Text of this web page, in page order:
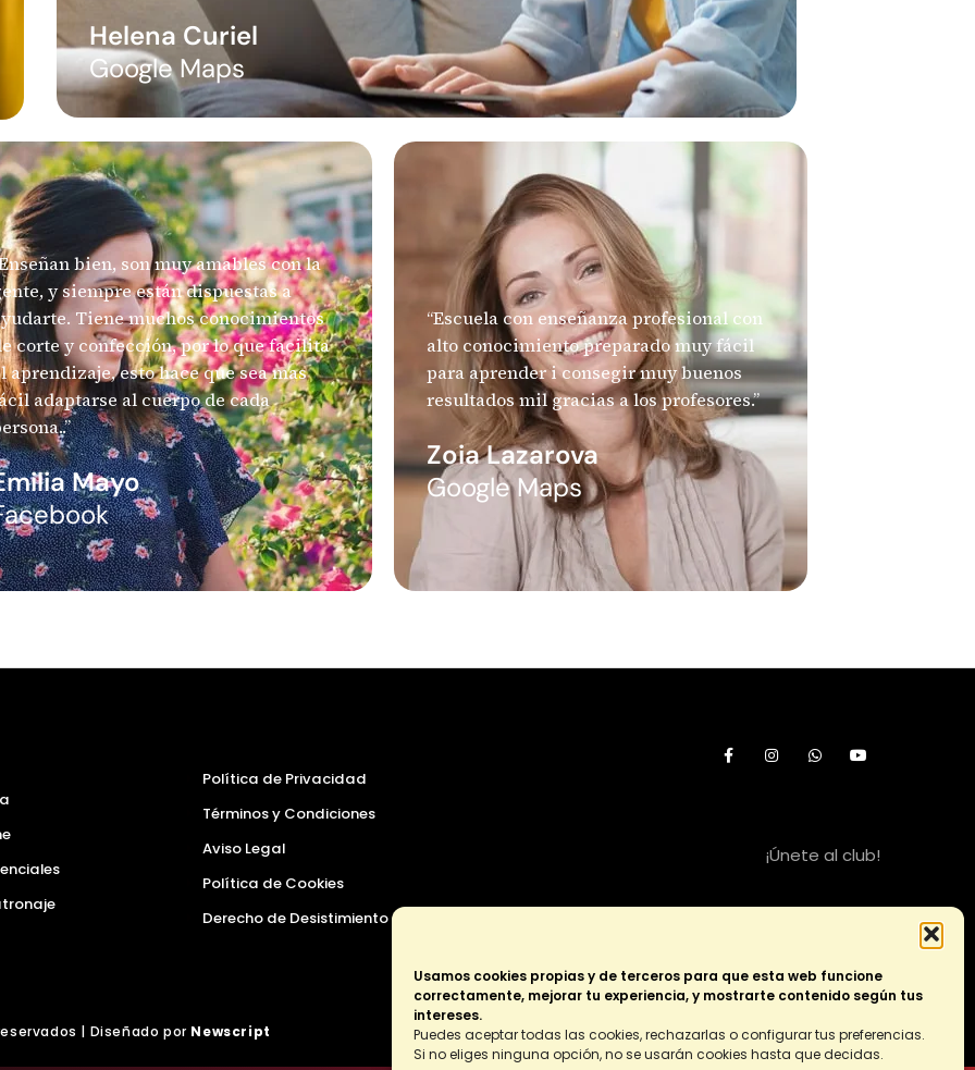
Usamos cookies propias y de terceros para que esta web funcione
correctamente, mejorar tu experiencia, y mostrarte contenido según tus
intereses.
Puedes aceptar todas las cookies, rechazarlas o configurar tus preferencias.
Si no eliges ninguna opción, no se usarán cookies hasta que decidas.
Helena Curiel
Google Maps
bien, son muy amables con la
y siempre están dispuestas a
Tiene muchos conocimientos
corte y confección, por lo que facilita
aprendizaje, esto hace que sea mas
adaptarse al cuerpo de cada
Mayo
“Escuela con enseñanza profesional con
alto conocimiento preparado muy fácil
para aprender i consegir muy buenos
resultados mil gracias a los profesores.”
Zoia Lazarova
Google Maps
Política de Privacidad
Términos y Condiciones
Aviso Legal
Política de Cookies
Derecho de Desistimiento
¡Únete al club!
| Diseñado por Newscript VUELVE AL COMIENZO